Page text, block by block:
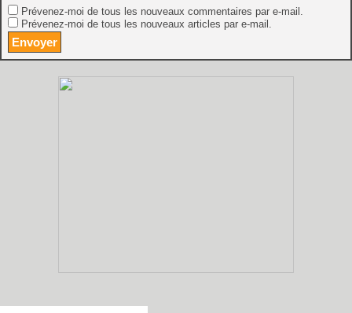
Prévenez-moi de tous les nouveaux commentaires par e-mail.
Prévenez-moi de tous les nouveaux articles par e-mail.